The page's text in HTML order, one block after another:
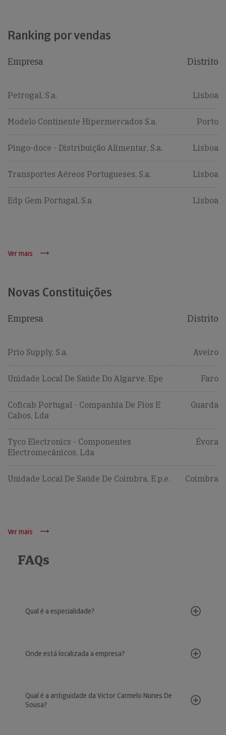
Ranking por vendas
Empresa Distrito
Petrogal, S.a. Lisboa
Modelo Continente Hipermercados S.a. Porto
Pingo-doce - Distribuição Alimentar, S.a. Lisboa
Transportes Aéreos Portugueses, S.a. Lisboa
Edp Gem Portugal, S.a Lisboa
Ver mais
Novas Constituições
Empresa Distrito
Prio Supply, S.a. Aveiro
Unidade Local De Saúde Do Algarve, Epe Faro
Coficab Portugal - Companhia De Fios E
Cabos, Lda
Guarda
Tyco Electronics - Componentes
Electromecânicos, Lda
Évora
Unidade Local De Saúde De Coimbra, E.p.e. Coimbra
Ver mais
FAQs
Qual é a especialidade?
Onde está localizada a empresa?
Qual é a antiguidade da Victor Carmelo Nunes De
Sousa?